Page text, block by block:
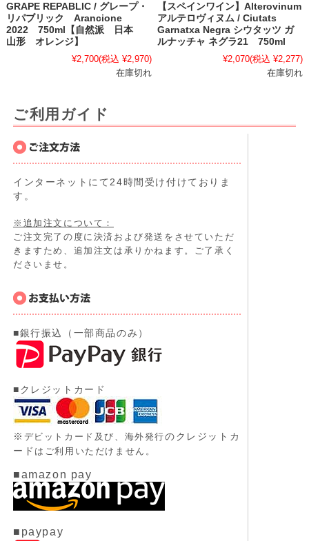
GRAPE REPABLIC / グレープ・
リパブリック Arancione
2022 750ml【自然派 日本
山形 オレンジ】
¥2,700(税込 ¥2,970)
在庫切れ
【スペインワイン】Alterovinum
アルテロヴィヌム / Ciutats
Garnatxa Negra シウタッツ ガ
ルナッチャ ネグラ21 750ml
¥2,070(税込 ¥2,277)
在庫切れ
ご利用ガイド
インターネットにて24時間受け付けておりま
す。
※追加注文について：
ご注文完了の度に決済および発送をさせていただ
きますため、追加注文は承りかねます。ご了承く
ださいませ。
■銀行振込（一部商品のみ）
■クレジットカード
※ デビットカード及び、 海外発行のクレジットカ
ード はご利用いただけません。
■amazon pay
■paypay